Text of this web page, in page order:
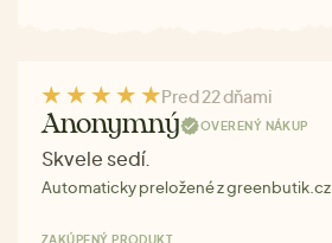
Pred 22 dňami
Anonymný OVERENÝ NÁKUP
Skvele sedí.
Automaticky preložené z greenbutik.cz
ZAKÚPENÝ PRODUKT